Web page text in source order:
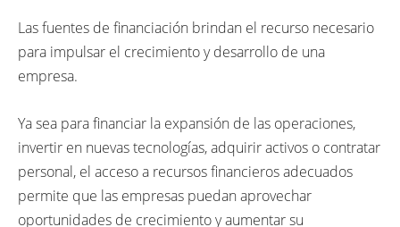
Las fuentes de financiación brindan el recurso necesario
para impulsar el crecimiento y desarrollo de una
empresa.
Ya sea para financiar la expansión de las operaciones,
invertir en nuevas tecnologías, adquirir activos o contratar
personal, el acceso a recursos financieros adecuados
permite que las empresas puedan aprovechar
oportunidades de crecimiento y aumentar su